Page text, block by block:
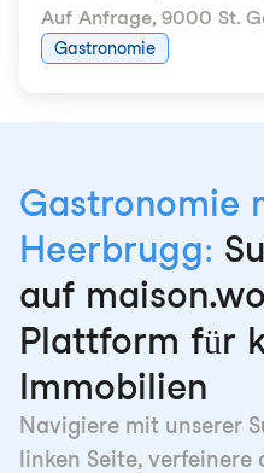
Auf Anfrage, 9000 St.
Gastronomie
Gastronomie
Heerbrugg:
auf
Plattform für
Immobilien
Navigiere mit unserer
linken Seite,